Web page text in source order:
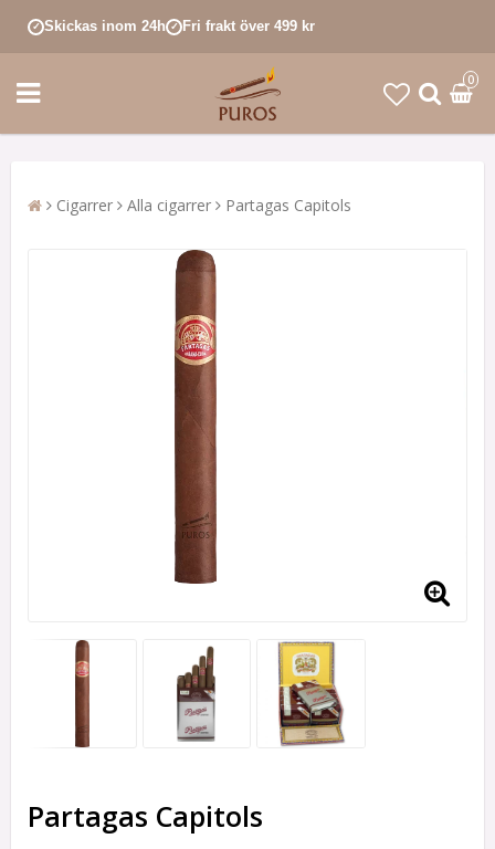
✓ Skickas inom 24h ✓ Fri frakt över 499 kr
0
Cigarrer Alla cigarrer Partagas Capitols
Partagas Capitols